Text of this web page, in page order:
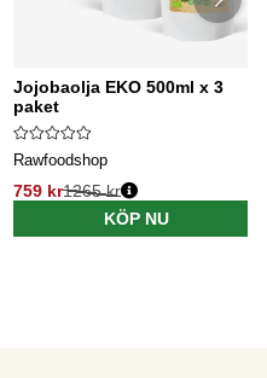
Jojobaolja EKO 500ml x 3
paket
Rawfoodshop
759 kr1265 kr
KÖP NU